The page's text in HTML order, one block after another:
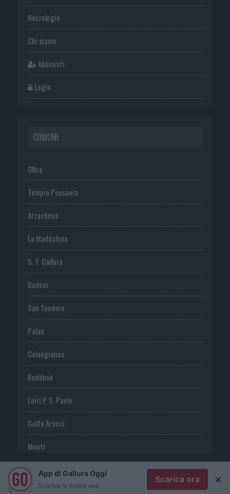
Necrologie
Chi siamo
Abbonati
Login
COMUNI
Olbia
Tempio Pausania
Arzachena
La Maddalena
S. T. Gallura
Budoni
San Teodoro
Palau
Calangianus
Buddusò
Loiri P. S. Paolo
Golfo Aranci
Monti
TeltiApp di Gallura Oggi
Scarica la nostra app
Scarica ora ×